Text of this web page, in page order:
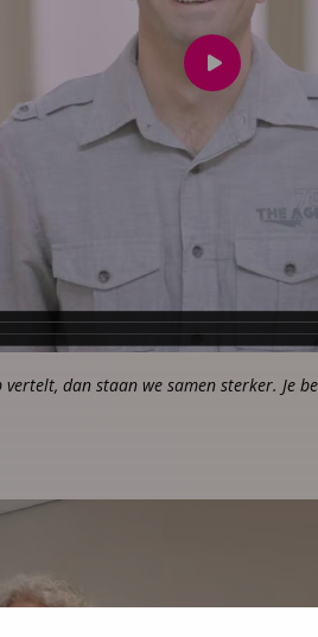
Speel
video
vertelt, dan staan we samen sterker. Je